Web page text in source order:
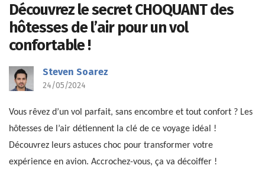
Découvrez le secret CHOQUANT des
hôtesses de l’air pour un vol
confortable !
Steven Soarez
24/05/2024
Vous rêvez d’un vol parfait, sans encombre et tout confort ? Les
hôtesses de l’air détiennent la clé de ce voyage idéal !
Découvrez leurs astuces choc pour transformer votre
expérience en avion. Accrochez-vous, ça va décoiffer !